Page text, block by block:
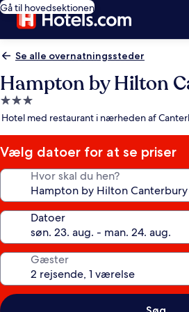
Gå til hovedsektionen
Se alle overnatningssteder
Hampton by Hilton
3.0-
stjernet
Hotel med restaurant i nærheden af
Vælg datoer for at se priser
Hvor skal du hen?
Datoer
Gæster